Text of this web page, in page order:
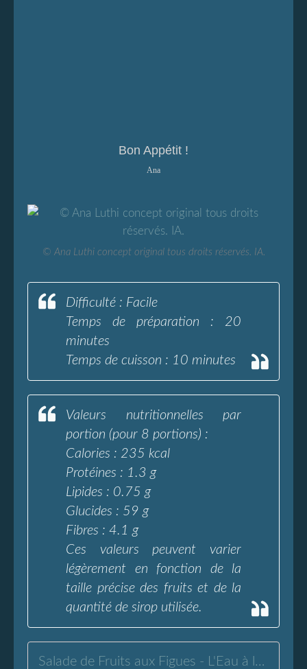
Bon Appétit !
Ana
© Ana Luthi concept original tous droits réservés. IA.
Difficulté : Facile
Temps de préparation : 20
minutes
Temps de cuisson : 10 minutes
Valeurs nutritionnelles par
portion (pour 8 portions) :
Calories : 235 kcal
Protéines : 1.3 g
Lipides : 0.75 g
Glucides : 59 g
Fibres : 4.1 g
Ces valeurs peuvent varier
légèrement en fonction de la
taille précise des fruits et de la
quantité de sirop utilisée.
Salade de Fruits aux Figues - L'Eau à la Bouche